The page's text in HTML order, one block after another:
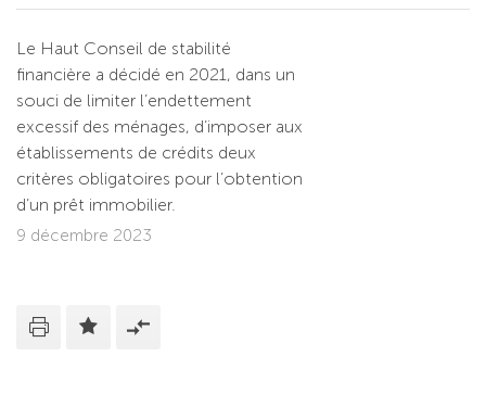
Le Haut Conseil de stabilité
financière a décidé en 2021, dans un
souci de limiter l’endettement
excessif des ménages, d’imposer aux
établissements de crédits deux
critères obligatoires pour l’obtention
d’un prêt immobilier.
9 décembre 2023